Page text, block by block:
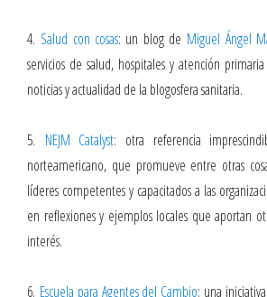
4. Salud con cosas: un blog de Miguel Ángel
servicios de salud, hospitales y atención
noticias y actualidad de la blogosfera sanitaria.
5. NEJM Catalyst: otra referencia
norteamericano, que promueve entre otras
líderes competentes y capacitados a las
en reflexiones y ejemplos locales que aportan
interés.
6. Escuela para Agentes del Cambio: una